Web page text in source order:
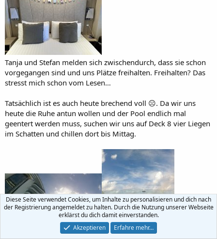
Tanja und Stefan melden sich zwischendurch, dass sie schon
vorgegangen sind und uns Plätze freihalten. Freihalten? Das
stresst mich schon vom Lesen…
Tatsächlich ist es auch heute brechend voll ☹️. Da wir uns
heute die Ruhe antun wollen und der Pool endlich mal
geentert werden muss, suchen wir uns auf Deck 8 vier Liegen
im Schatten und chillen dort bis Mittag.
Diese Seite verwendet Cookies, um Inhalte zu personalisieren und dich nach
der Registrierung angemeldet zu halten. Durch die Nutzung unserer Webseite
erklärst du dich damit einverstanden.
Akzeptieren
Erfahre mehr…